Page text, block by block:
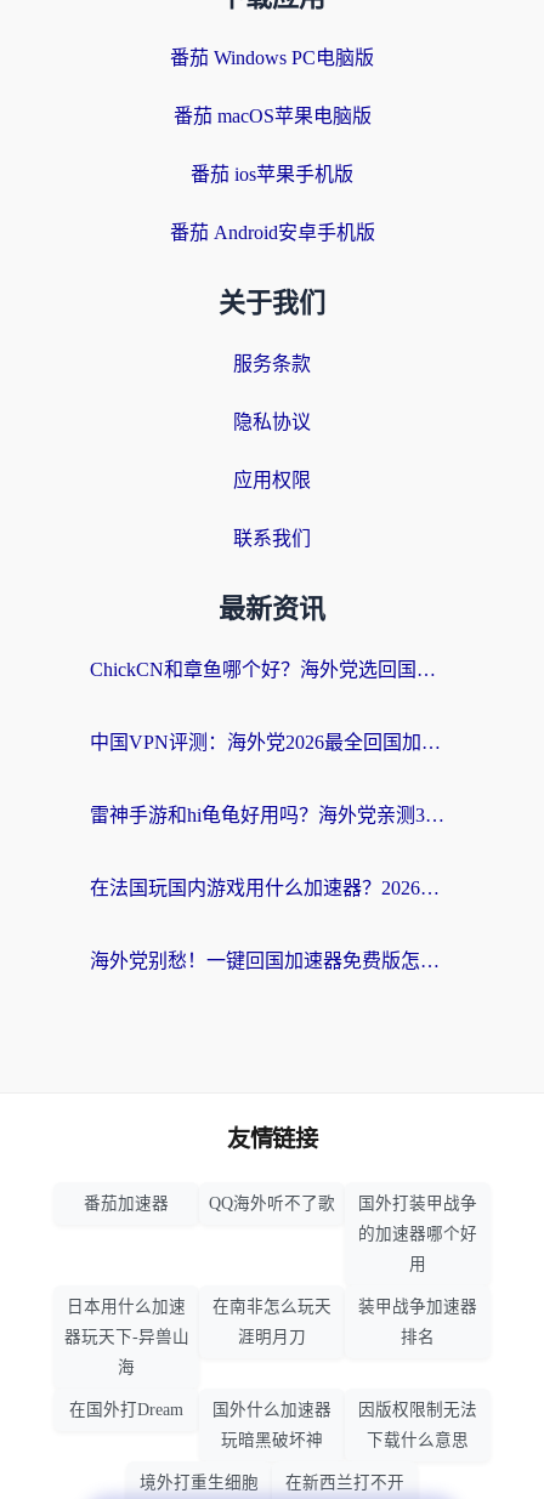
番茄 Windows PC电脑版
番茄 macOS苹果电脑版
番茄 ios苹果手机版
番茄 Android安卓手机版
关于我们
服务条款
隐私协议
应用权限
联系我们
最新资讯
ChickCN和章鱼哪个好？海外党选回国加速器的3个关键维度 + 实用避坑指南
中国VPN评测：海外党2026最全回国加速器选择指南，告别地区限制不踩坑
雷神手游和hi龟龟好用吗？海外党亲测3款回国加速器，教你选对国外到国内加速器
在法国玩国内游戏用什么加速器？2026实测解决延迟卡顿的实用指南
海外党别愁！一键回国加速器免费版怎么选？从踩坑到流畅访问的全攻略
友情链接
番茄加速器 QQ海外听不了歌
国外打装甲战争
的加速器哪个好
用
日本用什么加速
器玩天下-异兽山
海
在南非怎么玩天
涯明月刀
装甲战争加速器
排名
在国外打Dream
国外什么加速器
玩暗黑破坏神
因版权限制无法
下载什么意思
境外打重生细胞 在新西兰打不开